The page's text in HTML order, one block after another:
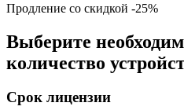
Продление со скидкой -25%
Выберите
количество
Срок лицензии